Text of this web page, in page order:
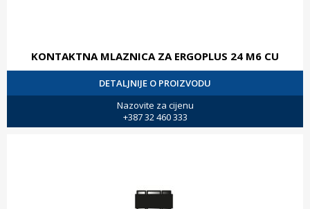
KONTAKTNA MLAZNICA ZA ERGOPLUS 24 M6 CU
DETALJNIJE O PROIZVODU
Nazovite za cijenu
+387 32 460 333